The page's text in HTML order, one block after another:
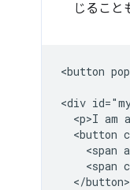
じること
<button
<div
<p>I am
<button
<span
<span
  </button>